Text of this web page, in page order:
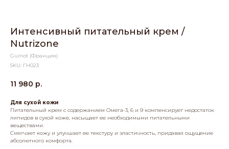
Интенсивный питательный крем /
Nutrizone
Guinot (Франция)
SKU: ГН023
11 980 р.
Для сухой кожи
Питательный крем с содержанием Омега-3, 6 и 9 компенсирует недостаток
липидов в сухой коже, насыщает ее необходимыми питательными
веществами.
Смягчает кожу и улучшает ее текстуру и эластичность, придавая ощущение
абсолютного комфорта.